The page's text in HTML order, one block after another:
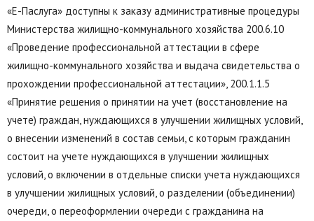
«Е-Паслуга» доступны к заказу административные процедуры
Министерства жилищно-коммунального хозяйства 200.6.10
«Проведение профессиональной аттестации в сфере
жилищно-коммунального хозяйства и выдача свидетельства о
прохождении профессиональной аттестации», 200.1.1.5
«Принятие решения о принятии на учет (восстановление на
учете) граждан, нуждающихся в улучшении жилищных условий,
о внесении изменений в состав семьи, с которым гражданин
состоит на учете нуждающихся в улучшении жилищных
условий, о включении в отдельные списки учета нуждающихся
в улучшении жилищных условий, о разделении (объединении)
очереди, о переоформлении очереди с гражданина на